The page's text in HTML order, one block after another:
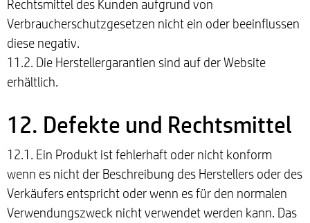
Rechtsmittel des Kunden aufgrund von
Verbraucherschutzgesetzen nicht ein oder beeinflussen
diese negativ.
11.2. Die Herstellergarantien sind auf der Website
erhältlich.
12. Defekte und Rechtsmittel
12.1. Ein Produkt ist fehlerhaft oder nicht konform
wenn es nicht der Beschreibung des Herstellers oder des
Verkäufers entspricht oder wenn es für den normalen
Verwendungszweck nicht verwendet werden kann. Das